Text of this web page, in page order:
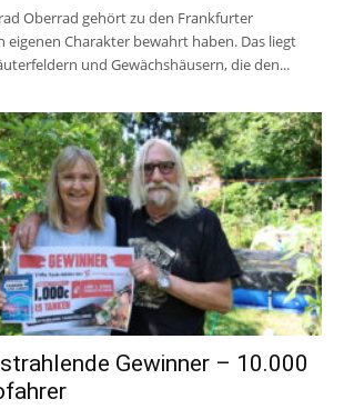
Oberrad gehört zu den Frankfurter
eigenen Charakter bewahrt haben. Das liegt
und Gewächshäusern, die den...
Gewinner – 10.000